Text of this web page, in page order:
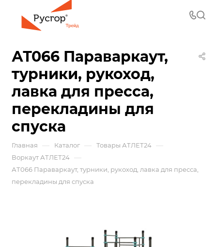
АТ066 Параваркаут,
турники, рукоход,
лавка для пресса,
перекладины для
спуска
Главная — Каталог — Товары АТЛЕТ24 —
Воркаут АТЛЕТ24 —
АТ066 Параваркаут, турники, рукоход, лавка для пресса,
перекладины для спуска